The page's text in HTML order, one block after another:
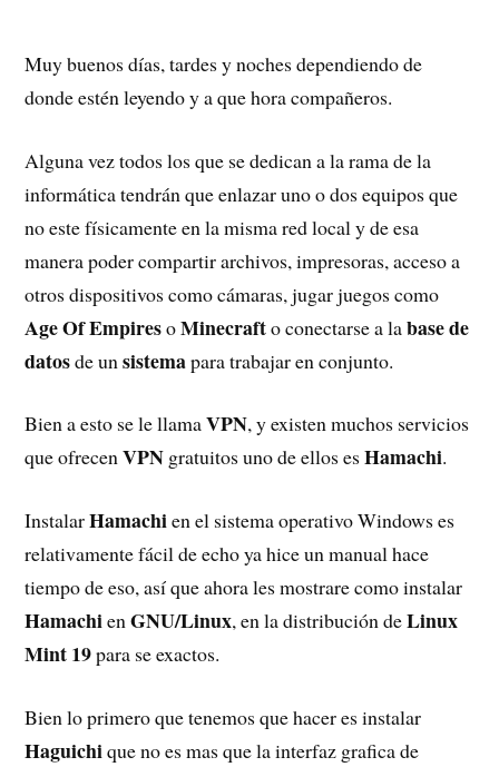
Muy buenos días, tardes y noches dependiendo de
donde estén leyendo y a que hora compañeros.
Alguna vez todos los que se dedican a la rama de la
informática tendrán que enlazar uno o dos equipos que
no este físicamente en la misma red local y de esa
manera poder compartir archivos, impresoras, acceso a
otros dispositivos como cámaras, jugar juegos como
Age Of EmpiresoMinecrafto conectarse a labase de
datosde unsistemapara trabajar en conjunto.
Bien a esto se le llamaVPN, y existen muchos servicios
que ofrecenVPN gratuitos uno de ellos esHamachi.
InstalarHamachien el sistema operativo Windows es
relativamente fácil de echo ya hice un manual hace
tiempo de eso, así que ahora les mostrare como instalar
HamachienGNU/Linux, en la distribución deLinux
Mint 19para se exactos.
Bien lo primero que tenemos que hacer es instalar
Haguichique no es mas que la interfaz grafica de